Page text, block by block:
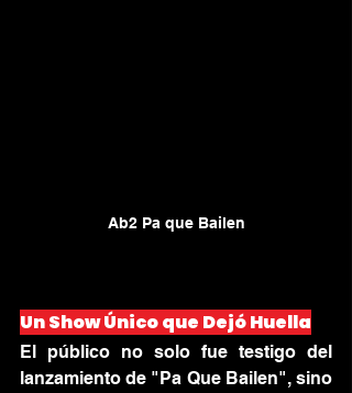
Ab2 Pa que Bailen
Un Show Único que Dejó Huella
El público no solo fue testigo del
lanzamiento de "Pa Que Bailen", sino